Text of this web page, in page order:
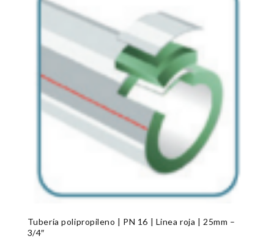
Tubería polipropileno | PN 16 | Linea roja | 25mm –
3/4″